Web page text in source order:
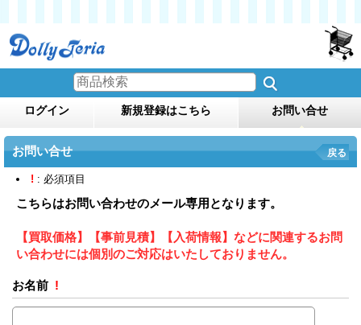
ログイン 新規登録はこちら お問い合せ
お問い合せ 戻る
! : 必須項目
こちらはお問い合わせのメール専用となります。
【買取価格】【事前見積】【入荷情報】などに関連するお問
い合わせには個別のご対応はいたしておりません。
お名前 !